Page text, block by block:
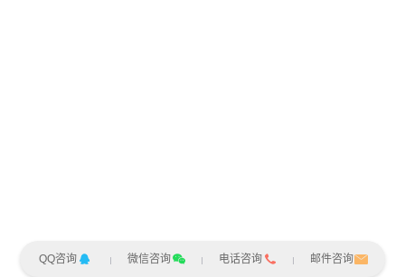
QQ咨询 微信咨询 电话咨询 邮件咨询